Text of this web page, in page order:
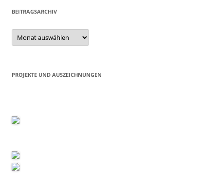
BEITRAGSARCHIV
Beitragsarchiv
PROJEKTE UND AUSZEICHNUNGEN